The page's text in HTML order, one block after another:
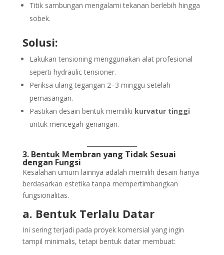
Titik sambungan mengalami tekanan berlebih hingga
sobek.
Solusi:
Lakukan tensioning menggunakan alat profesional
seperti hydraulic tensioner.
Periksa ulang tegangan 2–3 minggu setelah
pemasangan.
Pastikan desain bentuk memiliki kurvatur tinggi
untuk mencegah genangan.
3. Bentuk Membran yang Tidak Sesuai
dengan Fungsi
Kesalahan umum lainnya adalah memilih desain hanya
berdasarkan estetika tanpa mempertimbangkan
fungsionalitas.
a. Bentuk Terlalu Datar
Ini sering terjadi pada proyek komersial yang ingin
tampil minimalis, tetapi bentuk datar membuat: